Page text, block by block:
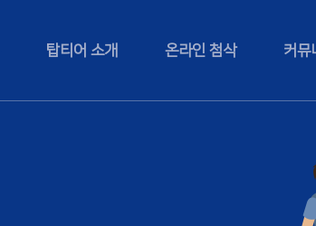
탑티어 소개 온라인 첨삭 커뮤